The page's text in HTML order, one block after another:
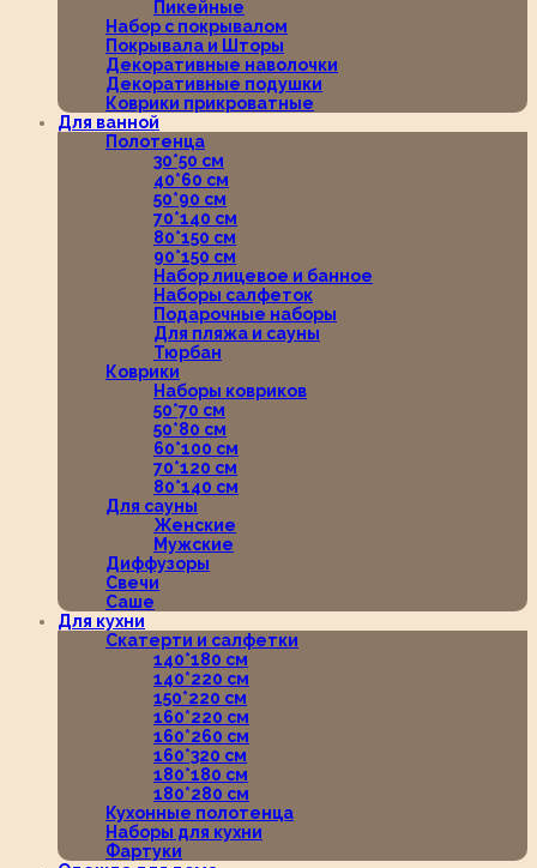
Пикейные
Набор с покрывалом
Покрывала и Шторы
Декоративные наволочки
Декоративные подушки
Коврики прикроватные
Для ванной
Полотенца
30*50 см
40*60 см
50*90 см
70*140 см
80*150 см
90*150 см
Набор лицевое и банное
Наборы салфеток
Подарочные наборы
Для пляжа и сауны
Тюрбан
Коврики
Наборы ковриков
50*70 см
50*80 см
60*100 см
70*120 см
80*140 см
Для сауны
Женские
Мужские
Диффузоры
Свечи
Саше
Для кухни
Скатерти и салфетки
140*180 см
140*220 см
150*220 см
160*220 см
160*260 см
160*320 см
180*180 см
180*280 см
Кухонные полотенца
Наборы для кухни
Фартуки